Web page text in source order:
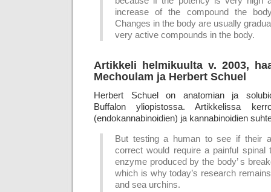
increase of the compound the
Changes in the body are usually
very active compounds in the body.
Artikkeli helmikuulta v. 2003,
Mechoulam ja Herbert Schuel
Herbert Schuel on anatomian ja
Buffalon yliopistossa. Artikkelissa
(endokannabinoidien) ja kannabinoidien
But testing a human to see if their
correct would require a painful spinal
enzyme produced by the body’ s
which is why today’s research
and sea urchins.